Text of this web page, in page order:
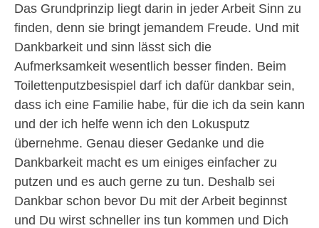
Das Grundprinzip liegt darin in jeder Arbeit Sinn zu
finden, denn sie bringt jemandem Freude. Und mit
Dankbarkeit und sinn lässt sich die
Aufmerksamkeit wesentlich besser finden. Beim
Toilettenputzbesispiel darf ich dafür dankbar sein,
dass ich eine Familie habe, für die ich da sein kann
und der ich helfe wenn ich den Lokusputz
übernehme. Genau dieser Gedanke und die
Dankbarkeit macht es um einiges einfacher zu
putzen und es auch gerne zu tun. Deshalb sei
Dankbar schon bevor Du mit der Arbeit beginnst
und Du wirst schneller ins tun kommen und Dich